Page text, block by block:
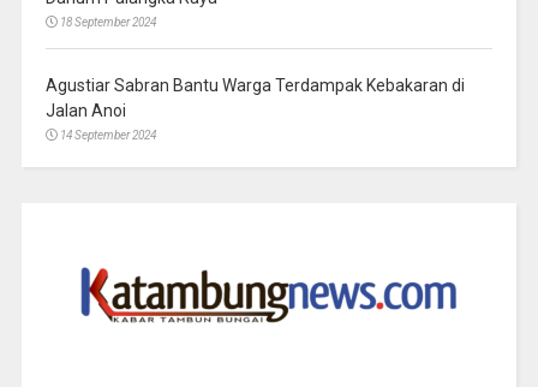
18 September 2024
Agustiar Sabran Bantu Warga Terdampak Kebakaran di
Jalan Anoi
14 September 2024